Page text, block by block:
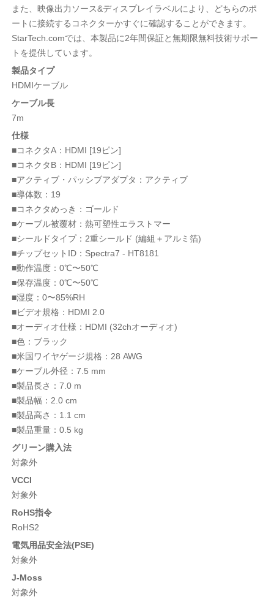
また、映像出力ソース&ディスプレイラベルにより、どちらのポ
ートに接続するコネクターかすぐに確認することができます。
StarTech.comでは、本製品に2年間保証と無期限無料技術サポー
トを提供しています。
製品タイプ
HDMIケーブル
ケーブル長
7m
仕様
■コネクタA：HDMI [19ピン]
■コネクタB：HDMI [19ピン]
■アクティブ・パッシブアダプタ：アクティブ
■導体数：19
■コネクタめっき：ゴールド
■ケーブル被覆材：熱可塑性エラストマー
■シールドタイプ：2重シールド (編組＋アルミ箔)
■チップセットID：Spectra7 - HT8181
■動作温度：0℃〜50℃
■保存温度：0℃〜50℃
■湿度：0〜85%RH
■ビデオ規格：HDMI 2.0
■オーディオ仕様：HDMI (32chオーディオ)
■色：ブラック
■米国ワイヤゲージ規格：28 AWG
■ケーブル外径：7.5 mm
■製品長さ：7.0 m
■製品幅：2.0 cm
■製品高さ：1.1 cm
■製品重量：0.5 kg
グリーン購入法
対象外
VCCI
対象外
RoHS指令
RoHS2
電気用品安全法(PSE)
対象外
J-Moss
対象外